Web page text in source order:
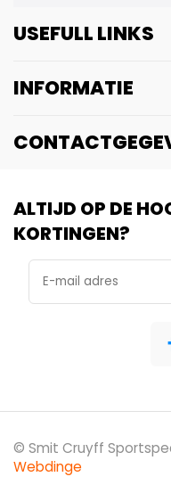
USEFULL LINKS
INFORMATIE
ALTIJD OP DE
KORTINGEN?
© Smit Cruyff
Webdinge